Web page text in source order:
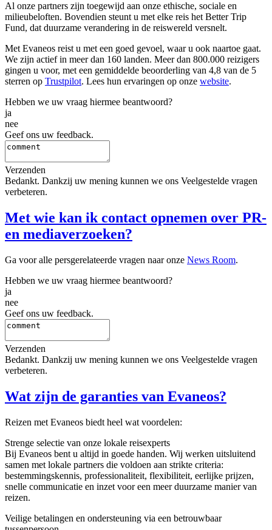
Al onze partners zijn toegewijd aan onze ethische, sociale en
milieubeloften. Bovendien steunt u met elke reis het Better Trip
Fund, dat duurzame verandering in de reiswereld versnelt.
Met Evaneos reist u met een goed gevoel, waar u ook naartoe gaat.
We zijn actief in meer dan 160 landen. Meer dan 800.000 reizigers
gingen u voor, met een gemiddelde beoorderling van 4,8 van de 5
sterren op Trustpilot. Lees hun ervaringen op onze website.
Hebben we uw vraag hiermee beantwoord?
ja
nee
Geef ons uw feedback.
Verzenden
Bedankt. Dankzij uw mening kunnen we ons Veelgestelde vragen
verbeteren.
Met wie kan ik contact opnemen over PR-
en mediaverzoeken?
Ga voor alle persgerelateerde vragen naar onze News Room.
Hebben we uw vraag hiermee beantwoord?
ja
nee
Geef ons uw feedback.
Verzenden
Bedankt. Dankzij uw mening kunnen we ons Veelgestelde vragen
verbeteren.
Wat zijn de garanties van Evaneos?
Reizen met Evaneos biedt heel wat voordelen:
Strenge selectie van onze lokale reisexperts
Bij Evaneos bent u altijd in goede handen. Wij werken uitsluitend
samen met lokale partners die voldoen aan strikte criteria:
bestemmingskennis, professionaliteit, flexibiliteit, eerlijke prijzen,
snelle communicatie en inzet voor een meer duurzame manier van
reizen.
Veilige betalingen en ondersteuning via een betrouwbaar